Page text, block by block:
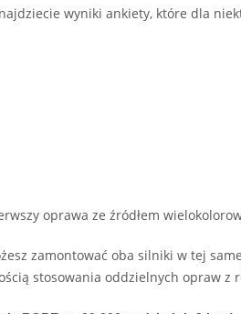
wyniki ankiety, które dla
oprawa ze źródłem
zamontować oba silniki w tej
stosowania oddzielnych opraw z